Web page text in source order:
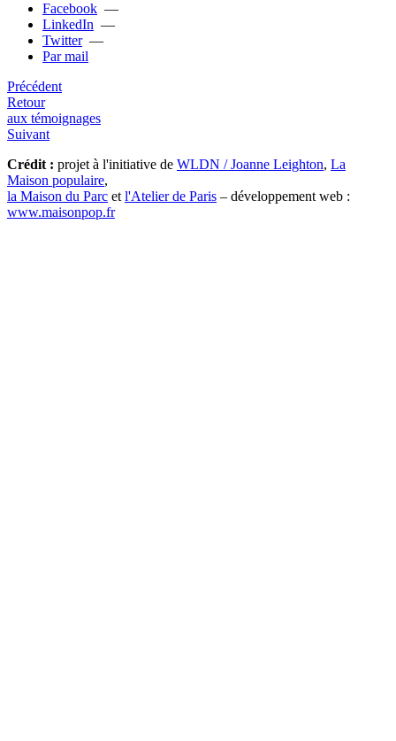
Facebook —
LinkedIn —
Twitter—
Par mail
Précédent
Retour
aux témoignages
Suivant
Crédit : projet à l'initiative de WLDN / Joanne Leighton, La
Maison populaire,
la Maison du Parc et l'Atelier de Paris – développement web :
www.maisonpop.fr